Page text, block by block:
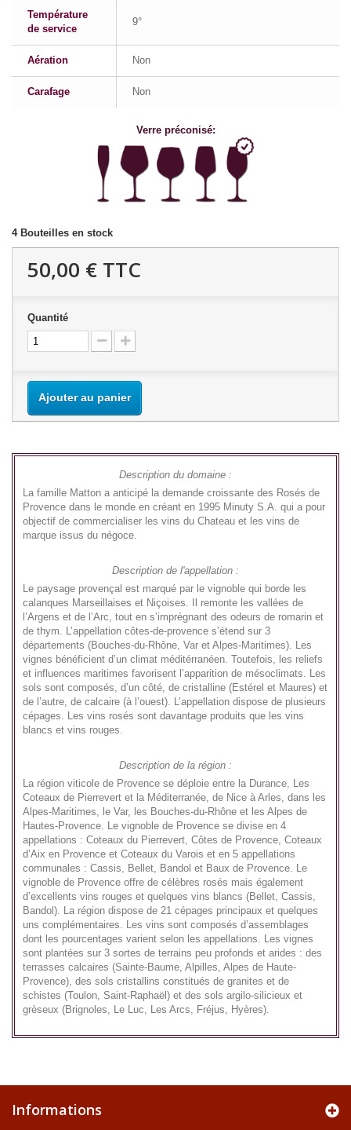
Température
de service
9°
Aération Non
Carafage Non
Verre préconisé:
4 Bouteilles en stock
50,00 € TTC
Quantité
Ajouter au panier
Description du domaine :
La famille Matton a anticipé la demande croissante des Rosés de
Provence dans le monde en créant en 1995 Minuty S.A. qui a pour
objectif de commercialiser les vins du Chateau et les vins de
marque issus du négoce.
Description de l'appellation :
Le paysage provençal est marqué par le vignoble qui borde les
calanques Marseillaises et Niçoises. Il remonte les vallées de
l’Argens et de l’Arc, tout en s’imprégnant des odeurs de romarin et
de thym. L’appellation côtes-de-provence s’étend sur 3
départements (Bouches-du-Rhône, Var et Alpes-Maritimes). Les
vignes bénéficient d’un climat méditérranéen. Toutefois, les reliefs
et influences maritimes favorisent l’apparition de mésoclimats. Les
sols sont composés, d’un côté, de cristalline (Estérel et Maures) et
de l’autre, de calcaire (à l’ouest). L’appellation dispose de plusieurs
cépages. Les vins rosés sont davantage produits que les vins
blancs et vins rouges.
Description de la région :
La région viticole de Provence se déploie entre la Durance, Les
Coteaux de Pierrevert et la Méditerranée, de Nice à Arles, dans les
Alpes-Maritimes, le Var, les Bouches-du-Rhône et les Alpes de
Hautes-Provence. Le vignoble de Provence se divise en 4
appellations : Coteaux du Pierrevert, Côtes de Provence, Coteaux
d’Aix en Provence et Coteaux du Varois et en 5 appellations
communales : Cassis, Bellet, Bandol et Baux de Provence. Le
vignoble de Provence offre de célèbres rosés mais également
d’excellents vins rouges et quelques vins blancs (Bellet, Cassis,
Bandol). La région dispose de 21 cépages principaux et quelques
uns complémentaires. Les vins sont composés d’assemblages
dont les pourcentages varient selon les appellations. Les vignes
sont plantées sur 3 sortes de terrains peu profonds et arides : des
terrasses calcaires (Sainte-Baume, Alpilles, Alpes de Haute-
Provence), des sols cristallins constitués de granites et de
schistes (Toulon, Saint-Raphaël) et des sols argilo-silicieux et
grèseux (Brignoles, Le Luc, Les Arcs, Fréjus, Hyères).
Informations